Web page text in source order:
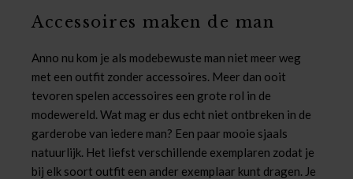
Accessoires maken de man
Anno nu kom je als modebewuste man niet meer weg
met een outfit zonder accessoires. Meer dan ooit
tevoren spelen accessoires een grote rol in de
modewereld. Wat mag er dus echt niet ontbreken in de
garderobe van iedere man? Een paar mooie sjaals
natuurlijk. Het liefst verschillende exemplaren zodat je
bij elk soort outfit een ander exemplaar kunt dragen. Je